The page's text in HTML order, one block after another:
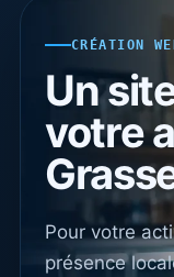
CRÉATION
Un
votre
Pour votre
présence